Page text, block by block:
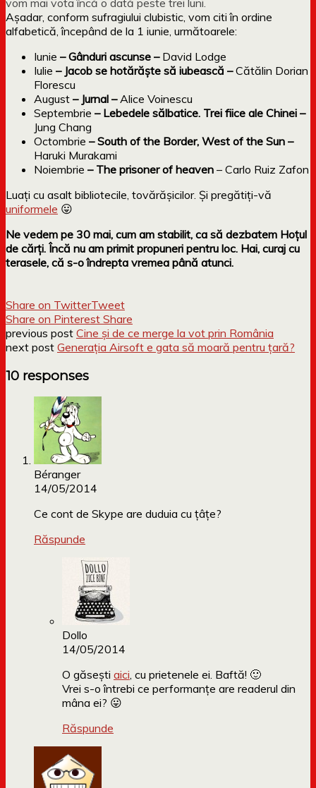
Așadar, conform sufragiului clubistic, vom citi în ordine
alfabetică, începând de la 1 iunie, următoarele:
Iunie – Gânduri ascunse –David Lodge
Iulie – Jacob se hotărăște să iubească –Cătălin Dorian
Florescu
August – Jurnal – Alice Voinescu
Septembrie – Lebedele sălbatice. Trei fiice ale Chinei –
Jung Chang
Octombrie – South of the Border, West of the Sun –
Haruki Murakami
Noiembrie – The prisoner of heaven – Carlo Ruiz Zafon
Luați cu asalt bibliotecile, tovărășicilor. Și pregătiți-vă
uniformele 😛
Ne vedem pe 30 mai, cum am stabilit, ca să dezbatem Hoțul
de cărți. Încă nu am primit propuneri pentru loc. Hai, curaj cu
terasele, că s-o îndrepta vremea până atunci.
Share on TwitterTweet
Share on Pinterest Share
previous post Cine și de ce merge la vot prin România
next post Generația Airsoft e gata să moară pentru țară?
10 responses
Béranger
14/05/2014
Ce cont de Skype are duduia cu țâțe?
Răspunde
Dollo
14/05/2014
O găsești aici, cu prietenele ei. Baftă! 🙂
Vrei s-o întrebi ce performanțe are readerul din
mâna ei? 😛
Răspunde